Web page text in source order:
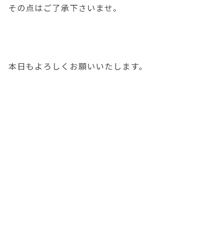
その点はご了承下さいませ。
本日もよろしくお願いいたします。